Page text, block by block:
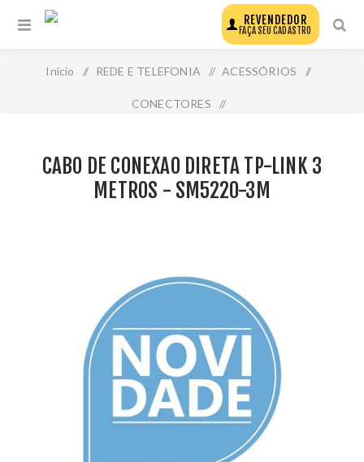
REVENDEDOR
FAÇA SEU CADASTRO
Início / REDE E TELEFONIA / ACESSÓRIOS /
CONECTORES /
CABO DE CONEXAO DIRETA TP-LINK 3
METROS - SM5220-3M